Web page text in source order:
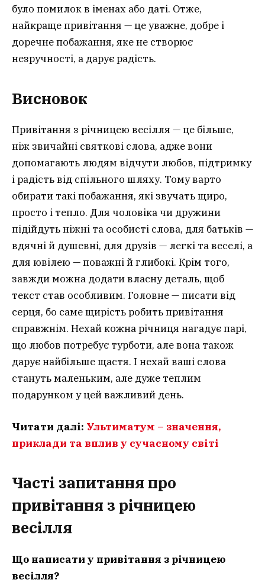
було помилок в іменах або даті. Отже,
найкраще привітання — це уважне, добре і
доречне побажання, яке не створює
незручності, а дарує радість.
Висновок
Привітання з річницею весілля — це більше,
ніж звичайні святкові слова, адже вони
допомагають людям відчути любов, підтримку
і радість від спільного шляху. Тому варто
обирати такі побажання, які звучать щиро,
просто і тепло. Для чоловіка чи дружини
підійдуть ніжні та особисті слова, для батьків —
вдячні й душевні, для друзів — легкі та веселі, а
для ювілею — поважні й глибокі. Крім того,
завжди можна додати власну деталь, щоб
текст став особливим. Головне — писати від
серця, бо саме щирість робить привітання
справжнім. Нехай кожна річниця нагадує парі,
що любов потребує турботи, але вона також
дарує найбільше щастя. І нехай ваші слова
стануть маленьким, але дуже теплим
подарунком у цей важливий день.
Читати далі: Ультиматум – значення,
приклади та вплив у сучасному світі
Часті запитання про
привітання з річницею
весілля
Що написати у привітання з річницею
весілля?